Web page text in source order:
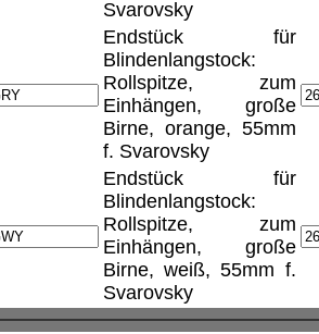
Svarovsky
Endstück für
Blindenlangstock:
Rollspitze, zum
Einhängen, große
Birne, orange, 55mm
f. Svarovsky
Endstück für
Blindenlangstock:
Rollspitze, zum
Einhängen, große
Birne, weiß, 55mm f.
Svarovsky